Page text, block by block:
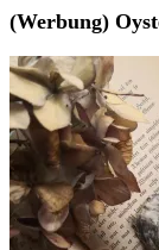
(Werbung)